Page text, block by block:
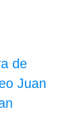
de
Juan